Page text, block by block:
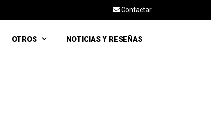
Contactar
OTROS NOTICIAS Y RESEÑAS